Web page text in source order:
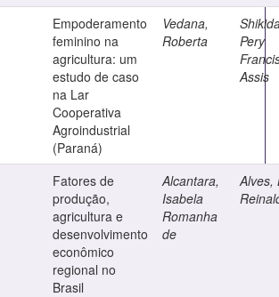
Empoderamento
feminino na
agricultura: um
estudo de caso
na Lar
Cooperativa
Agroindustrial
(Paraná)
Vedana,
Roberta
Pery
Assis
Fatores de
produção,
agricultura e
desenvolvimento
econômico
regional no
Brasil
Alcantara,
Isabela
Romanha
de
Alves,